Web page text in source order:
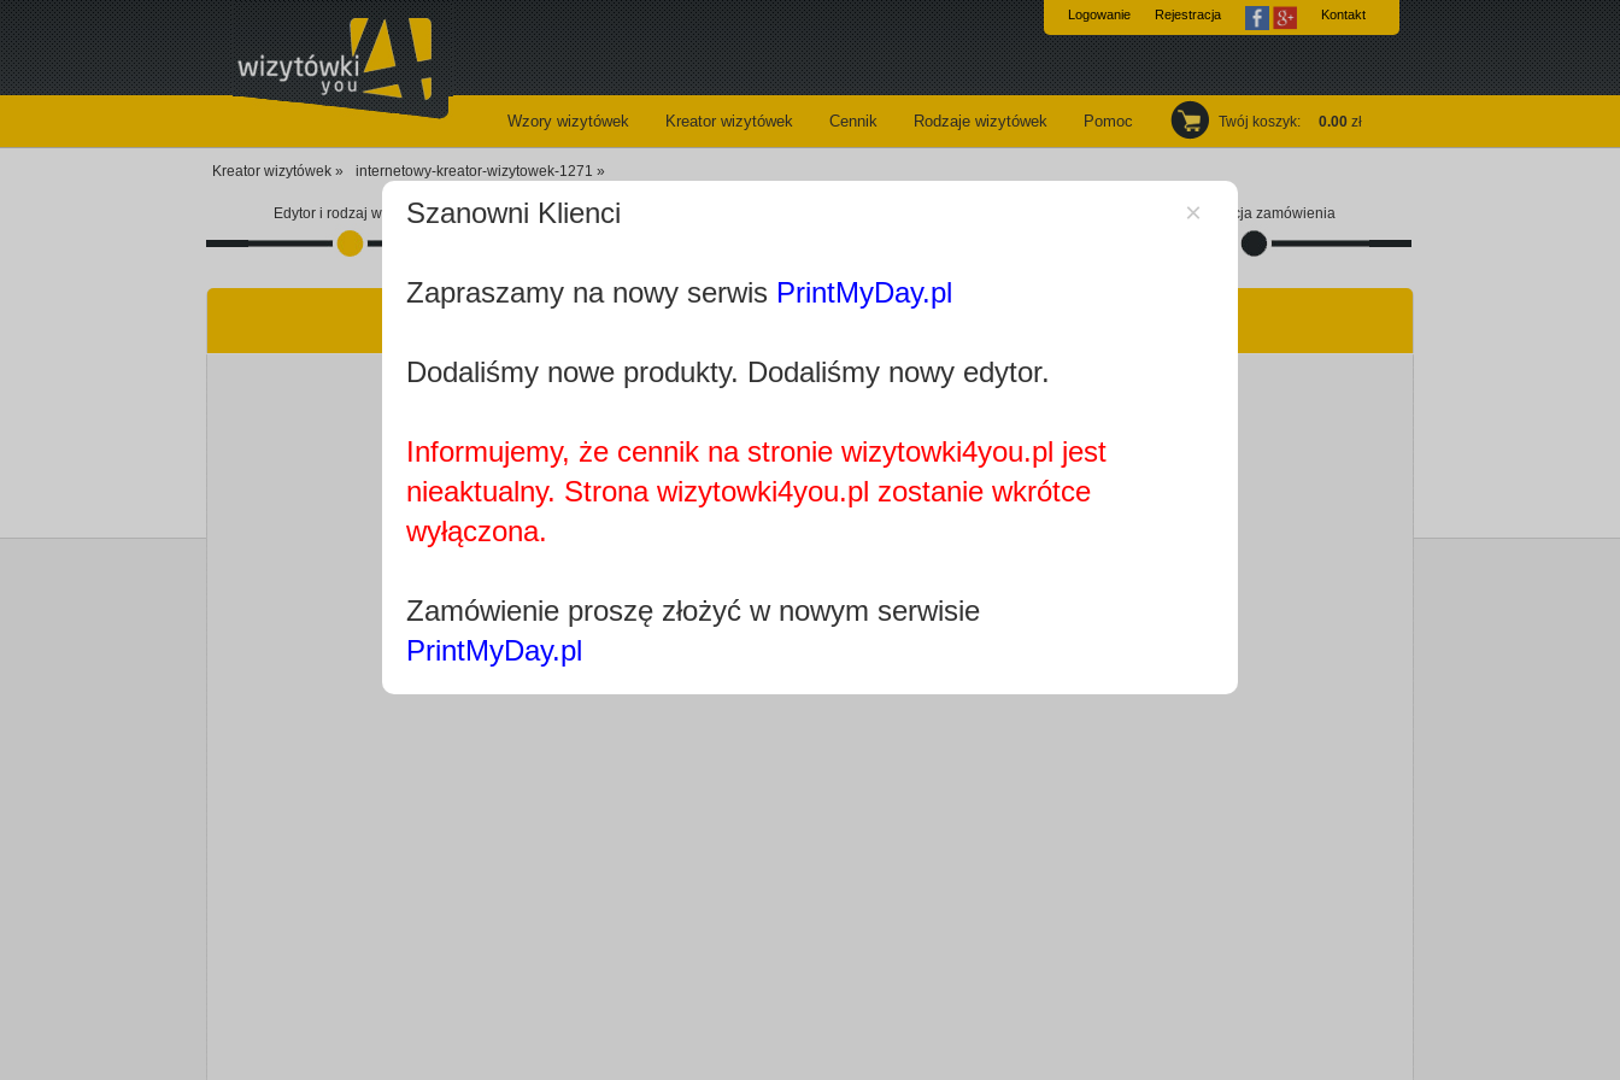
Wzory wizytówek Kreator wizytówek Cennik Rodzaje wizytówek Pomoc
Logowanie Rejestracja Kontakt
Twój koszyk: 0.00 zł
Kreator wizytówek » internetowy-kreator-wizytowek-1271 »
Edytor i rodzaj wizytówki Finalizacja zamówienia
Najprawdopobodniej nie posiadasz zainstalowanej wtyczki
×
Szanowni Klienci
Zapraszamy na nowy serwis PrintMyDay.pl
Dodaliśmy nowe produkty. Dodaliśmy nowy edytor.
Informujemy, że cennik na stronie wizytowki4you.pl jest
nieaktualny. Strona wizytowki4you.pl zostanie wkrótce
wyłączona.
Zamówienie proszę złożyć w nowym serwisie
PrintMyDay.pl